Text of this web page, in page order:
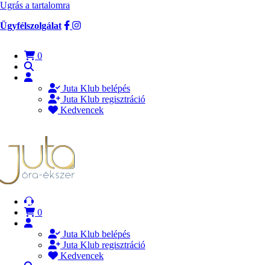
Ugrás a tartalomra
Ügyfélszolgálat
0
Juta Klub belépés
Juta Klub regisztráció
Kedvencek
0
Juta Klub belépés
Juta Klub regisztráció
Kedvencek